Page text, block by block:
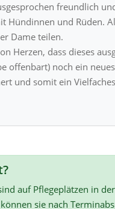
freundlich
Hündinnen und Rüden.
Dame teilen.
Herzen, dass dieses
offenbart) noch ein
und somit ein
auf Pflegeplätzen in
sie nach